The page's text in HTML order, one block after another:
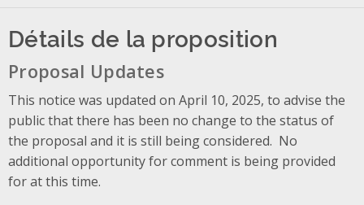
Détails de la proposition
Proposal Updates
This notice was updated on April 10, 2025, to advise the
public that there has been no change to the status of
the proposal and it is still being considered. No
additional opportunity for comment is being provided
for at this time.